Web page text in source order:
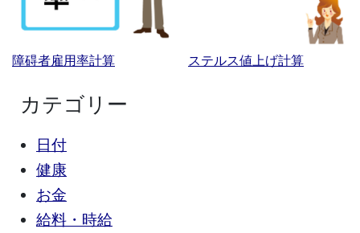
障碍者雇用率計算 ステルス値上げ計算
カテゴリー
日付
健康
お金
給料・時給